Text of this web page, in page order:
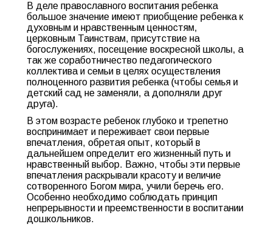
В деле православного воспитания ребенка
большое значение имеют приобщение ребенка к
духовным и нравственным ценностям,
церковным Таинствам, присутствие на
богослужениях, посещение воскресной школы, а
так же соработничество педагогического
коллектива и семьи в целях осуществления
полноценного развития ребенка (чтобы семья и
детский сад не заменяли, а дополняли друг
друга).
В этом возрасте ребенок глубоко и трепетно
воспринимает и переживает свои первые
впечатления, обретая опыт, который в
дальнейшем определит его жизненный путь и
нравственный выбор. Важно, чтобы эти первые
впечатления раскрывали красоту и величие
сотворенного Богом мира, учили беречь его.
Особенно необходимо соблюдать принцип
непрерывности и преемственности в воспитании
дошкольников.